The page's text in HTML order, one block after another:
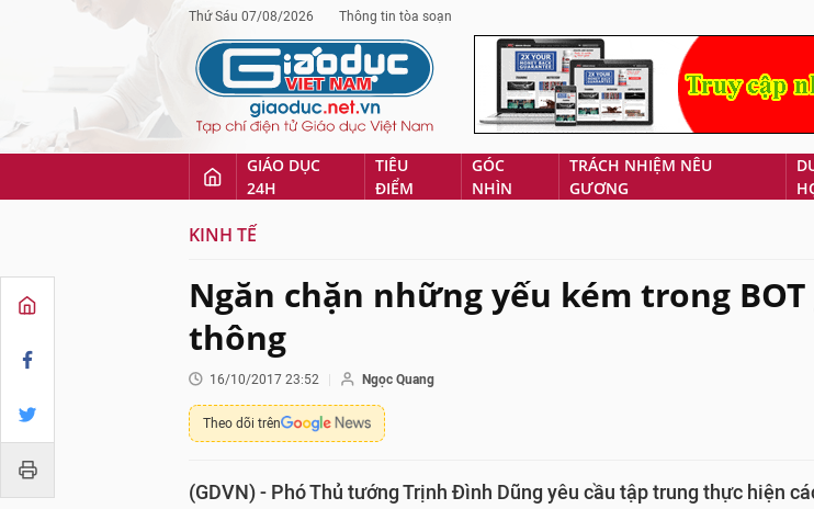
Thứ Sáu 07/08/2026 Thông tin tòa soạn
GIÁO DỤC
24H
TIÊU
ĐIỂM
GÓC
NHÌN
TRÁCH NHIỆM NÊU
GƯƠNG
KINH TẾ
Ngăn chặn những yếu kém trong BOT
thông
16/10/2017 23:52 Ngọc Quang
Theo dõi trên
(GDVN) - Phó Thủ tướng Trịnh Đình Dũng yêu cầu tập trung thực hiện